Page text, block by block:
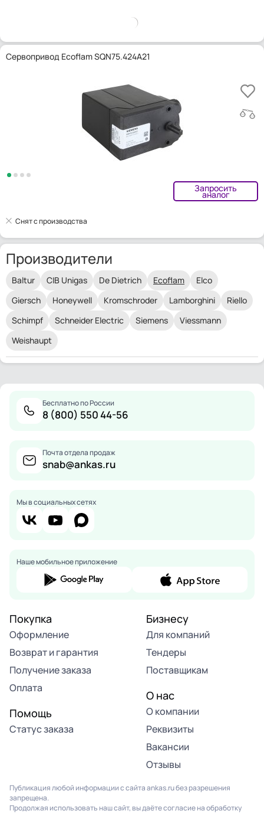
Сервопривод Ecoflam SQN75.424A21
Запросить
аналог
Снят с производства
Производители
Baltur CIB Unigas De Dietrich Ecoflam
Elco
Giersch
Honeywell Kromschroder Lamborghini
Riello
Schimpf
Schneider Electric Siemens
Viessmann
Weishaupt
Бесплатно по России
8 (800) 550 44-56
Почта отдела продаж
snab@ankas.ru
Мы в социальных сетях
Наше мобильное приложение
Покупка
Оформление
Возврат и гарантия
Получение заказа
Оплата
Помощь
Статус заказа
Бизнесу
Для компаний
Тендеры
Поставщикам
О нас
О компании
Реквизиты
Вакансии
Отзывы
Публикация любой информации с сайта ankas.ru без разрешения
запрещена.
Продолжая использовать наш сайт, вы даёте согласие на обработку